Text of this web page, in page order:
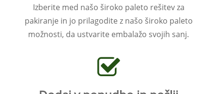
Izberite med našo široko paleto rešitev za
pakiranje in jo prilagodite z našo široko paleto
možnosti, da ustvarite embalažo svojih sanj.